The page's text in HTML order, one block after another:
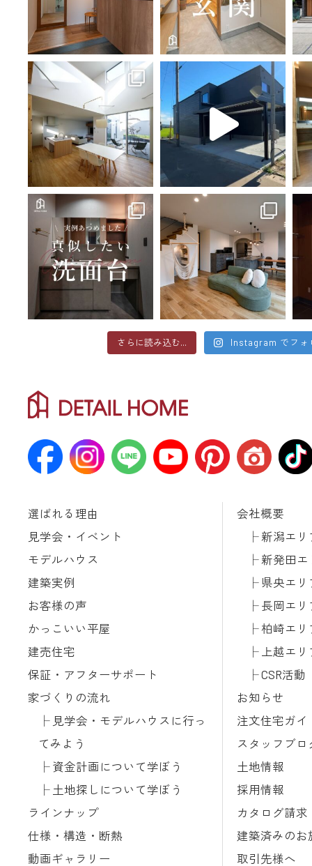
さらに読み込む... Instagram でフォ
選ばれる理由
見学会・イベント
モデルハウス
建築実例
お客様の声
かっこいい平屋
建売住宅
保証・アフターサポート
家づくりの流れ
見学会・モデルハウスに行っ
てみよう
資金計画について学ぼう
土地探しについて学ぼう
ラインナップ
仕様・構造・断熱
動画ギャラリー
会社概要
新潟エリ
新発田エ
県央エリ
長岡エリ
柏崎エリ
上越エリ
CSR活動
お知らせ
注文住宅ガイ
スタッフブロ
土地情報
採用情報
カタログ請求
建築済みのお
取引先様へ